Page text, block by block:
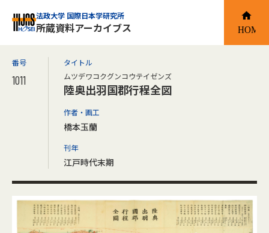
法政大学 国際日本学研究所
所蔵資料アーカイブス
番号
1011
タイトル
ムツデワコクグンコウテイゼンズ
陸奥出羽国郡行程全図
作者・画工
橋本玉蘭
刊年
江戸時代末期